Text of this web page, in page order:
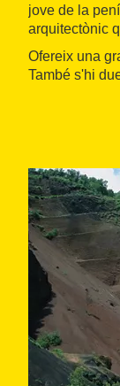
jove de la
arquitectònic
Ofereix una
També s'hi